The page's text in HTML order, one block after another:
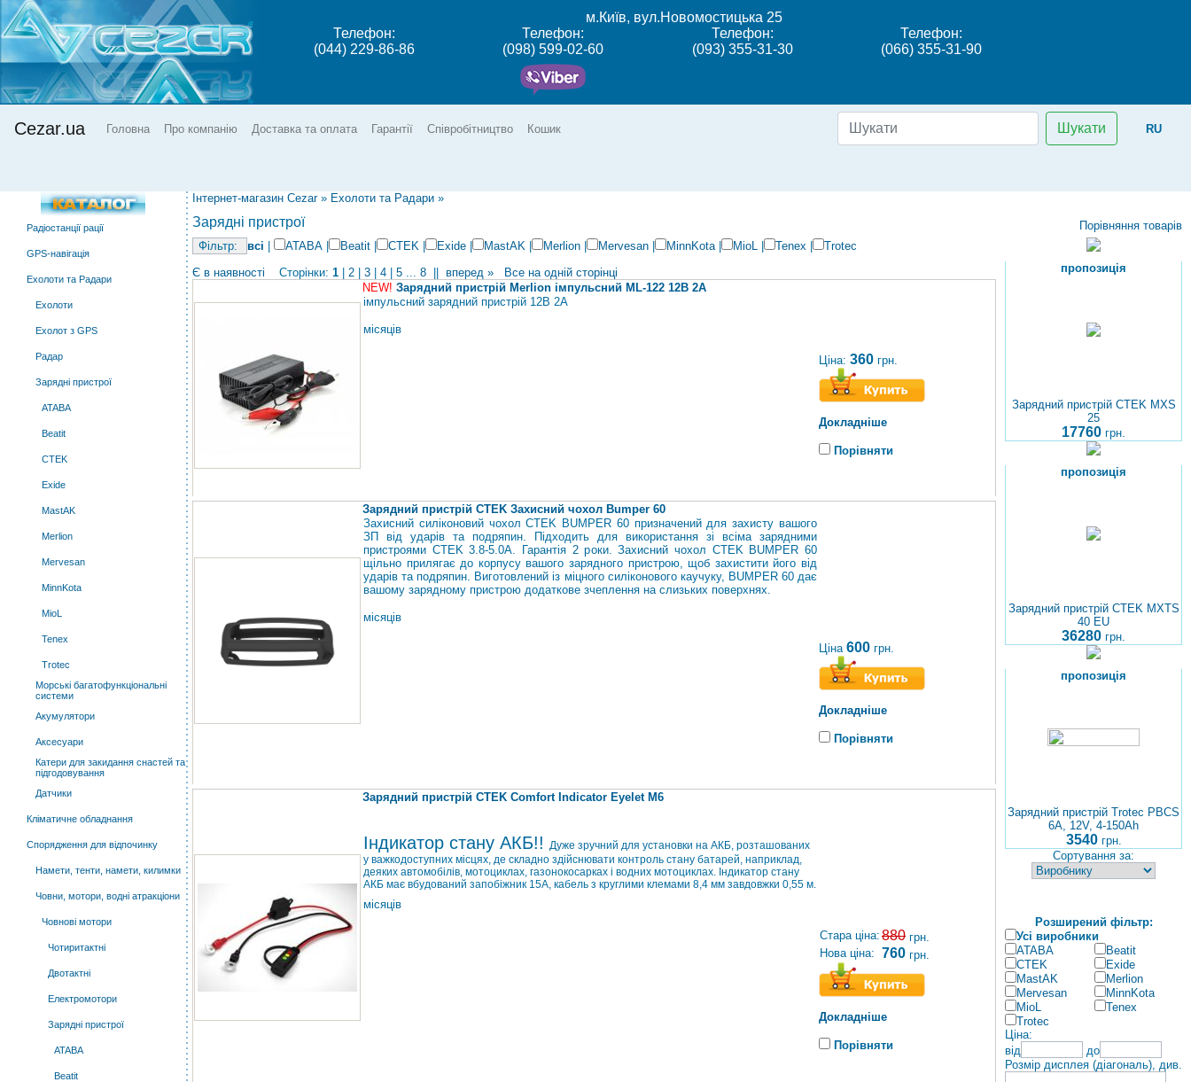
м.Київ, вул.Новомостицька 25
Телефон:
(044) 229-86-86
Телефон:
(098) 599-02-60
Телефон:
(093) 355-31-30
Телефон:
(066) 355-31-90
Cezar.ua Головна Про компанію Доставка та оплата Гарантії Співробітництво Кошик Шукати RU
Радіостанції рації
GPS-навігація
Ехолоти та Радари
Ехолоти
Ехолот з GPS
Радар
Зарядні пристрої
ATABA
Beatit
CTEK
Exide
MastAK
Merlion
Mervesan
MinnKota
MioL
Tenex
Trotec
Морські багатофункціональні
системи
Акумулятори
Аксесуари
Катери для закидання снастей та
підгодовування
Датчики
Кліматичне обладнання
Спорядження для відпочинку
Намети, тенти, намети, килимки
Човни, мотори, водні атракціони
Човнові мотори
Чотиритактні
Двотактні
Електромотори
Зарядні пристрої
ATABA
Beatit
Інтернет-магазин Cezar » Ехолоти та Радари »
Зарядні пристрої
Порівняння товарів
всі
ATABA Beatit CTEK Exide MastAK Merlion Mervesan MinnKota| MioL Tenex
Trotec
Є в наявності Сторінки: 1 2 3 4 5 ... 8 вперед »
Все на одній сторінці
NEW! Зарядний пристрій Merlion імпульсний ML-122 12В 2А
імпульсний зарядний пристрій 12В 2А
місяців
Ціна: 360 грн.
Докладніше
Порівняти
Зарядний пристрій CTEK Захисний чохол Bumper 60
Захисний силіконовий чохол CTEK BUMPER 60 призначений для захисту вашого
ЗП від ударів та подряпин. Підходить для використання зі всіма зарядними
пристроями CTEK 3.8-5.0A. Гарантія 2 роки. Захисний чохол CTEK BUMPER 60
щільно прилягає до корпусу вашого зарядного пристрою, щоб захистити його від
ударів та подряпин. Виготовлений із міцного силіконового каучуку, BUMPER 60 дає
вашому зарядному пристрою додаткове зчеплення на слизьких поверхнях.
місяців
Ціна 600 грн.
Докладніше
Порівняти
Зарядний пристрій CTEK Comfort Indicator Eyelet M6
Індикатор стану АКБ!! Дуже зручний для установки на АКБ, розташованих
у важкодоступних місцях, де складно здійснювати контроль стану батарей, наприклад,
деяких автомобілів, мотоциклах, газонокосарках і водних мотоциклах. Індикатор стану
АКБ має вбудований запобіжник 15А, кабель з круглими клемами 8,4 мм завдовжки 0,55 м.
місяців
Стара ціна: 880 грн.
Нова ціна: 760 грн.
Докладніше
Порівняти
пропозиція
Зарядний пристрій CTEK MXS
25
17760 грн.
пропозиція
Зарядний пристрій CTEK MXTS
40 EU
36280 грн.
пропозиція
Зарядний пристрій Trotec PBCS
6A, 12V, 4-150Ah
3540грн.
Сортування за:
Розширений фільтр:
Усі виробники
ATABA
Beatit
CTEK
Exide
MastAK
Merlion
Mervesan
MinnKota
MioL
Tenex
Trotec
Ціна:
від
до
Розмір дисплея (діагональ), див.